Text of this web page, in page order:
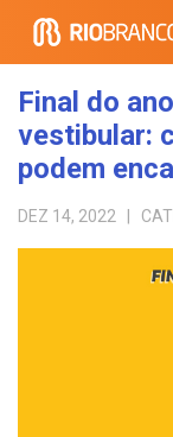
Final do
vestibular:
podem
DEZ 14, 2022 |